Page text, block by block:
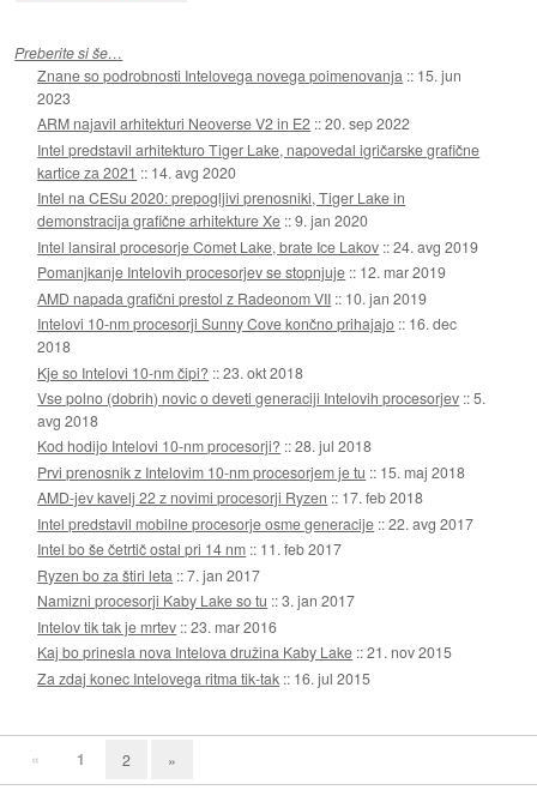
Preberite si še…
Znane so podrobnosti Intelovega novega poimenovanja :: 15. jun
2023
ARM najavil arhitekturi Neoverse V2 in E2 ::20. sep 2022
Intel predstavil arhitekturo Tiger Lake, napovedal igričarske grafične
kartice za 2021 :: 14. avg 2020
Intel na CESu 2020: prepogljivi prenosniki, Tiger Lake in
demonstracija grafične arhitekture Xe ::9. jan 2020
Intel lansiral procesorje Comet Lake, brate Ice Lakov ::24. avg 2019
Pomanjkanje Intelovih procesorjev se stopnjuje :: 12. mar 2019
AMD napada grafični prestol z Radeonom VII :: 10. jan 2019
Intelovi 10-nm procesorji Sunny Cove končno prihajajo :: 16. dec
2018
Kje so Intelovi 10-nm čipi? ::23. okt 2018
Vse polno (dobrih) novic o deveti generaciji Intelovih procesorjev ::5.
avg 2018
Kod hodijo Intelovi 10-nm procesorji? ::28. jul 2018
Prvi prenosnik z Intelovim 10-nm procesorjem je tu :: 15. maj 2018
AMD-jev kavelj 22 z novimi procesorji Ryzen :: 17. feb 2018
Intel predstavil mobilne procesorje osme generacije ::22. avg 2017
Intel bo še četrtič ostal pri 14 nm :: 11. feb 2017
Ryzen bo za štiri leta ::7. jan 2017
Namizni procesorji Kaby Lake so tu ::3. jan 2017
Intelov tik tak je mrtev ::23. mar 2016
Kaj bo prinesla nova Intelova družina Kaby Lake ::21. nov 2015
Za zdaj konec Intelovega ritma tik-tak :: 16. jul 2015
« 1 2 »